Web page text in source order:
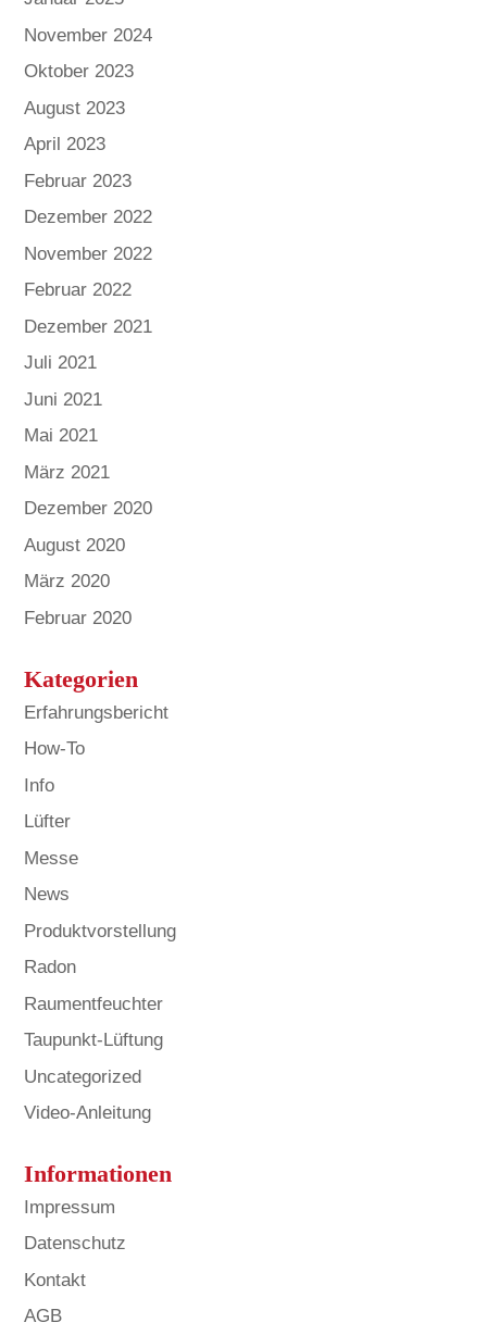
November 2024
Oktober 2023
August 2023
April 2023
Februar 2023
Dezember 2022
November 2022
Februar 2022
Dezember 2021
Juli 2021
Juni 2021
Mai 2021
März 2021
Dezember 2020
August 2020
März 2020
Februar 2020
Kategorien
Erfahrungsbericht
How-To
Info
Lüfter
Messe
News
Produktvorstellung
Radon
Raumentfeuchter
Taupunkt-Lüftung
Uncategorized
Video-Anleitung
Informationen
Impressum
Datenschutz
Kontakt
AGB